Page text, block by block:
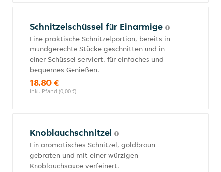
Schnitzelschüssel für Einarmige
Eine praktische Schnitzelportion, bereits in
mundgerechte Stücke geschnitten und in
einer Schüssel serviert, für einfaches und
bequemes Genießen.
18,80 €
inkl. Pfand (0,00 €)
Knoblauchschnitzel
Ein aromatisches Schnitzel, goldbraun
gebraten und mit einer würzigen
Knoblauchsauce verfeinert.